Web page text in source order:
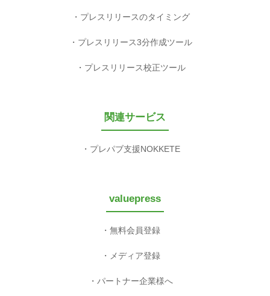
プレスリリースのタイミング
プレスリリース3分作成ツール
プレスリリース校正ツール
関連サービス
プレパブ支援NOKKETE
valuepress
無料会員登録
メディア登録
パートナー企業様へ